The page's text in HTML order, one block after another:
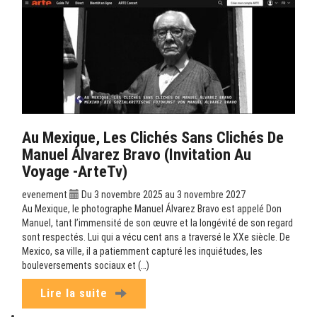
Au Mexique, Les Clichés Sans Clichés De
Manuel Álvarez Bravo (Invitation Au
Voyage -ArteTv)
evenement
Du 3 novembre 2025 au 3 novembre 2027
Au Mexique, le photographe Manuel Álvarez Bravo est appelé Don
Manuel, tant l’immensité de son œuvre et la longévité de son regard
sont respectés. Lui qui a vécu cent ans a traversé le XXe siècle. De
Mexico, sa ville, il a patiemment capturé les inquiétudes, les
bouleversements sociaux et (…)
Lire la suite